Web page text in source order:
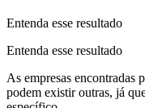
Entenda esse resultado
Entenda esse resultado
As empresas encontradas
podem existir outras, já